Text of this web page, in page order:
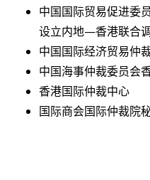
中国国际贸易促进委
设立内地—香港联合调
中国国际经济贸易仲
中国海事仲裁委员会
香港国际仲裁中心
国际商会国际仲裁院